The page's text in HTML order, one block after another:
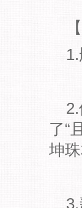
了“
坤